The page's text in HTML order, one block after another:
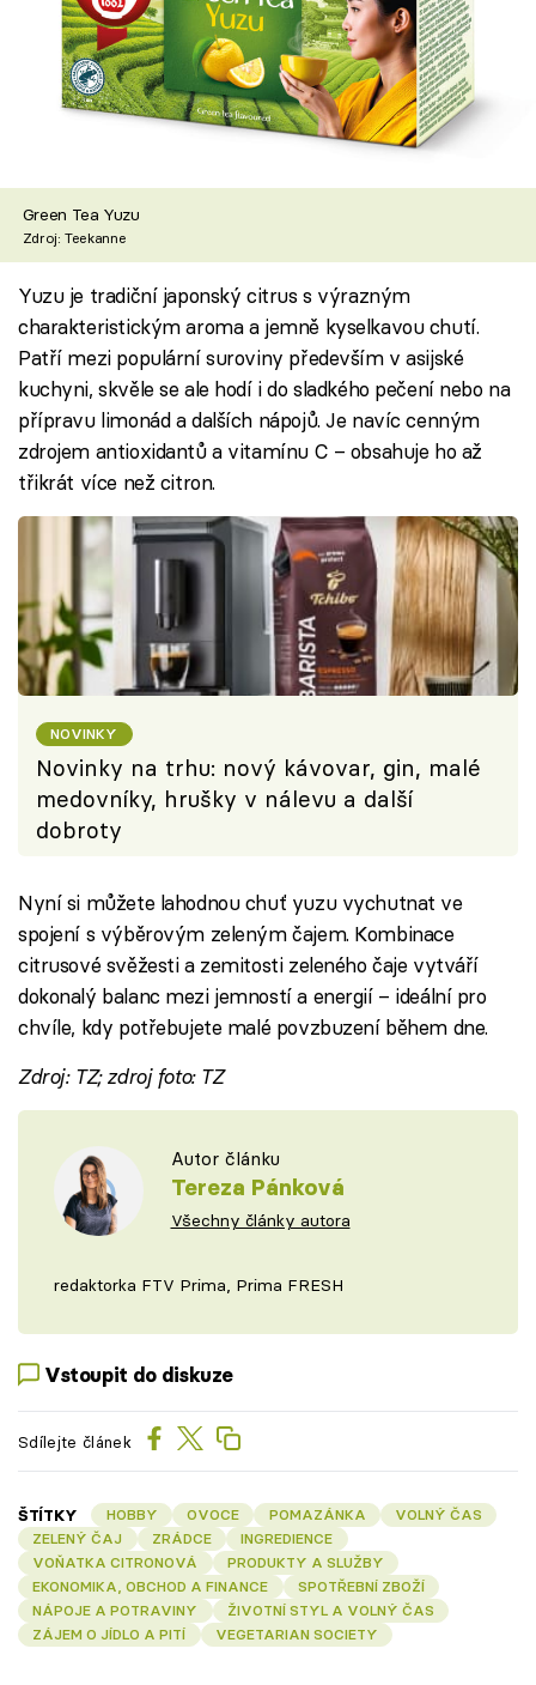
Green Tea Yuzu
Zdroj: Teekanne
Yuzu je tradiční japonský citrus s výrazným
charakteristickým aroma a jemně kyselkavou chutí.
Patří mezi populární suroviny především v asijské
kuchyni, skvěle se ale hodí i do sladkého pečení nebo na
přípravu limonád a dalších nápojů. Je navíc cenným
zdrojem antioxidantů a vitamínu C – obsahuje ho až
třikrát více než citron.
NOVINKY
Novinky na trhu: nový kávovar, gin, malé
medovníky, hrušky v nálevu a další
dobroty
Nyní si můžete lahodnou chuť yuzu vychutnat ve
spojení s výběrovým zeleným čajem. Kombinace
citrusové svěžesti a zemitosti zeleného čaje vytváří
dokonalý balanc mezi jemností a energií – ideální pro
chvíle, kdy potřebujete malé povzbuzení během dne.
Zdroj: TZ; zdroj foto: TZ
Autor článku
Tereza Pánková
Všechny články autora
redaktorka FTV Prima, Prima FRESH
Vstoupit do diskuze
Sdílejte článek
ŠTÍTKY HOBBY OVOCE POMAZÁNKA
VOLNÝ ČAS
ZELENÝ ČAJ
ZRÁDCE
INGREDIENCE
VOŇATKA CITRONOVÁ
PRODUKTY A SLUŽBY
EKONOMIKA, OBCHOD A FINANCE
SPOTŘEBNÍ ZBOŽÍ
NÁPOJE A POTRAVINY
ŽIVOTNÍ STYL A VOLNÝ ČAS
ZÁJEM O JÍDLO A PITÍ
VEGETARIAN SOCIETY